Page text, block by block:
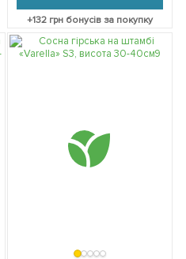
+132грн бонусів за покупку